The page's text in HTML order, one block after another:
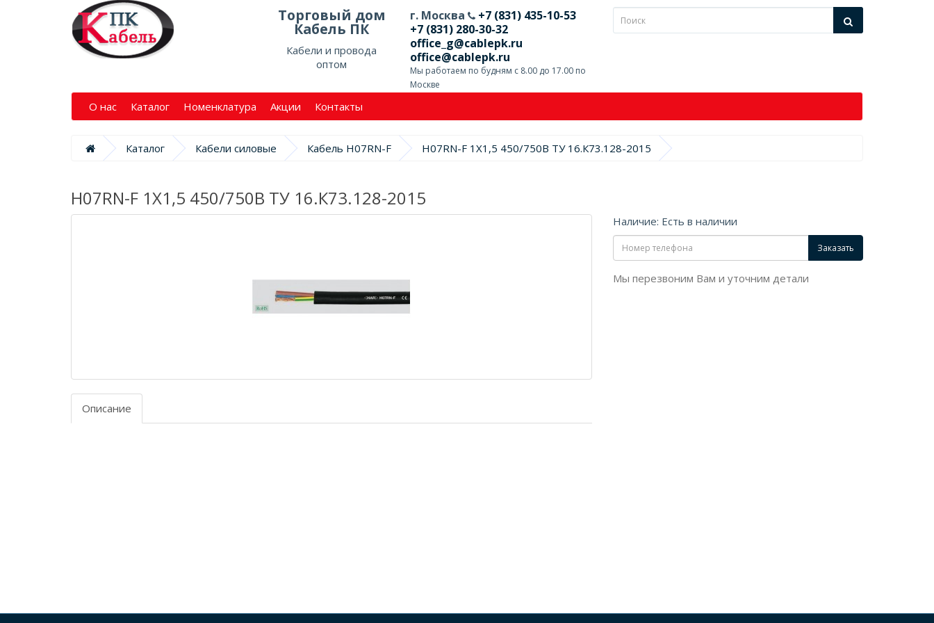
Торговый дом
Кабель ПК
Кабели и провода
оптом
г. Москва
+7 (831) 435-10-53
+7 (831) 280-30-32
office_g@cablepk.ru
office@cablepk.ru
Мы работаем по будням с 8.00 до 17.00 по
Москве
О нас Каталог Номенклатура Акции Контакты
Каталог Кабели силовые Кабель H07RN-F H07RN-F 1X1,5 450/750В ТУ 16.К73.128-2015
H07RN-F 1X1,5 450/750В ТУ 16.К73.128-2015
Описание
Наличие: Есть в наличии
Заказать
Мы перезвоним Вам и уточним детали